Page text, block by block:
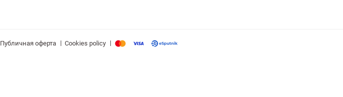
Публичная оферта | Cookies policy |